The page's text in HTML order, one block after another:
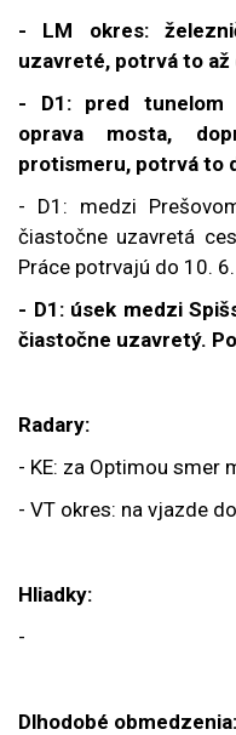
- LM okres:
uzavreté, potrvá to až
- D1: pred tunelom
oprava mosta,
protismeru, potrvá to
- D1: medzi
čiastočne uzavretá
Práce potrvajú do 10. 6.
- D1: úsek medzi
čiastočne uzavretý.
Radary:
- KE: za Optimou smer
- VT okres: na vjazde
Hliadky:
-
Dlhodobé obmedzenia: